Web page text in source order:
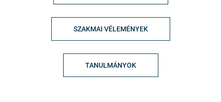
SZAKMAI VÉLEMÉNYEK
TANULMÁNYOK